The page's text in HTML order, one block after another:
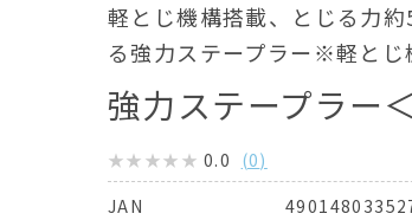
軽とじ機構搭載、とじる力
る強力ステープラー※軽とじ
強力ステープラー
0.0 (0)
JAN